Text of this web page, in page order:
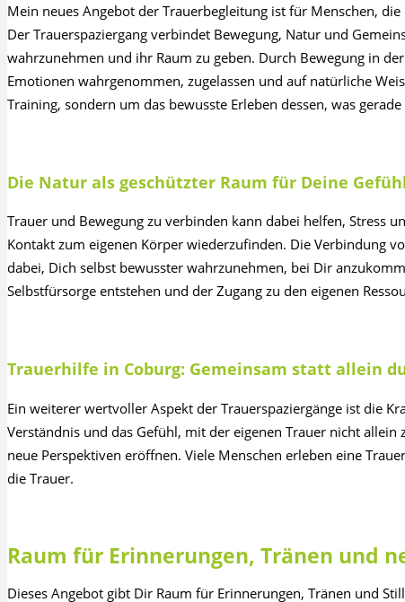
Mein neues Angebot der Trauerbegleitung ist für Menschen,
Der Trauerspaziergang verbindet Bewegung, Natur und
wahrzunehmen und ihr Raum zu geben. Durch Bewegung in
Emotionen wahrgenommen, zugelassen und auf natürliche
Training, sondern um das bewusste Erleben dessen, was
Die Natur als geschützter Raum für Deine
Trauer und Bewegung zu verbinden kann dabei helfen, Stress
Kontakt zum eigenen Körper wiederzufinden. Die Verbindung
dabei, Dich selbst bewusster wahrzunehmen, bei Dir
Selbstfürsorge entstehen und der Zugang zu den eigenen
Trauerhilfe in Coburg: Gemeinsam statt allein
Ein weiterer wertvoller Aspekt der Trauerspaziergänge ist die
Verständnis und das Gefühl, mit der eigenen Trauer nicht
neue Perspektiven eröffnen. Viele Menschen erleben eine
die Trauer.
Raum für Erinnerungen, Tränen und
Dieses Angebot gibt Dir Raum für Erinnerungen, Tränen und